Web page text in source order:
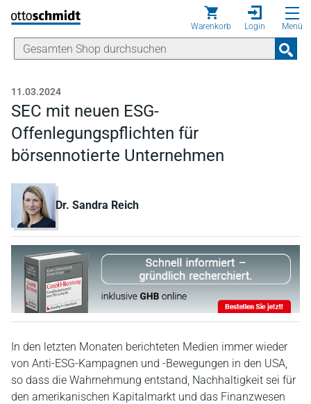
Direkt zum Inhalt
Warenkorb Login Menü
11.03.2024
SEC mit neuen ESG-
Offenlegungspflichten für
börsennotierte Unternehmen
Dr. Sandra Reich
In den letzten Monaten berichteten Medien immer wieder
von Anti-ESG-Kampagnen und -Bewegungen in den USA,
so dass die Wahrnehmung entstand, Nachhaltigkeit sei für
den amerikanischen Kapitalmarkt und das Finanzwesen